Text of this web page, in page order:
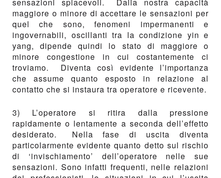
maggiore o minore di accettare le sensazioni per
quel che sono, fenomeni impermanenti e
ingovernabili, oscillanti tra la condizione yin e
yang, dipende quindi lo stato di maggiore o
minore congestione in cui costantemente ci
troviamo. Diventa così evidente l’importanza
che assume quanto esposto in relazione al
contatto che si instaura tra operatore e ricevente.
3) L’operatore si ritira dalla pressione
rapidamente o lentamente a seconda dell’effetto
desiderato. Nella fase di uscita diventa
particolarmente evidente quanto detto sul rischio
di ‘invischiamento’ dell’operatore nelle sue
sensazioni. Sono infatti frequenti, nelle relazioni